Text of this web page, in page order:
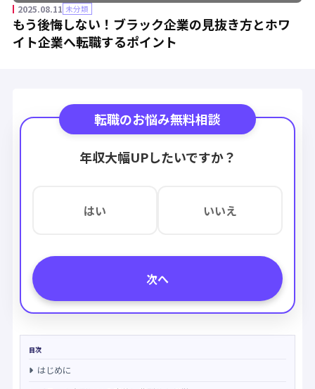
2025.08.11 未分類
もう後悔しない！ブラック企業の見抜き方とホワ
イト企業へ転職するポイント
転職のお悩み無料相談
年収大幅UPしたいですか？
はい いいえ
次へ
目次
はじめに